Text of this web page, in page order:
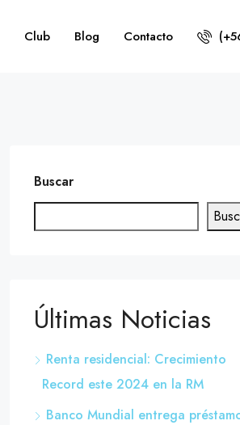
Club Blog Contacto
Buscar
Últimas Noticias
Renta residencial: Crecimiento
Record este 2024 en la RM
Banco Mundial entrega